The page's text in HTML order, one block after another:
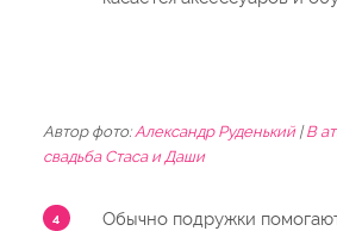
Автор фото: Александр Руденький|В
свадьба Стаса и Даши
Обычно подружки